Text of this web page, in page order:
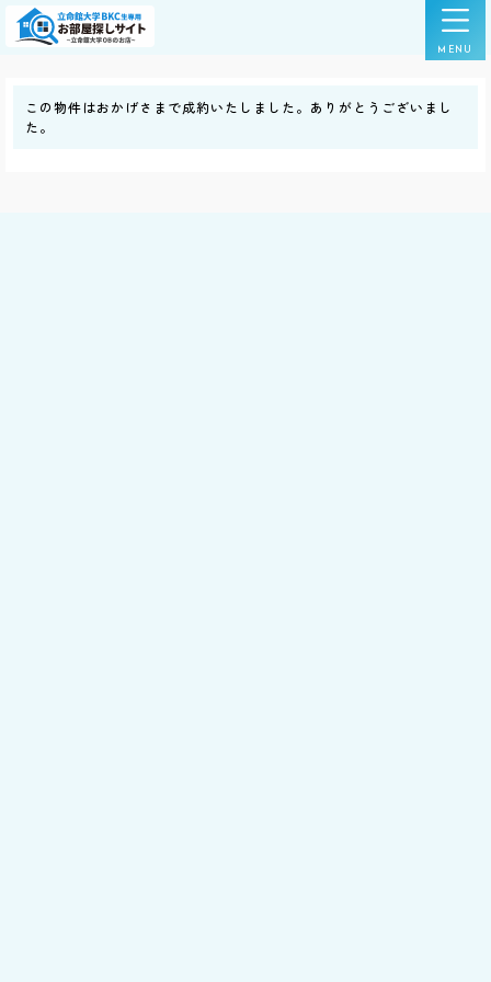
この物件はおかげさまで成約いたしました。ありがとうございまし
た。